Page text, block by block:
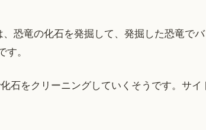
、恐竜の化石を発掘して、発掘した恐竜で
。
石をクリーニングしていくそうです。サイ